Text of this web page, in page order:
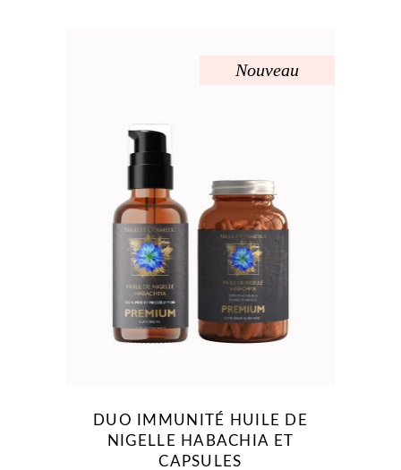
Sold
Nouveau
DUO IMMUNITÉ HUILE DE
NIGELLE HABACHIA ET
CAPSULES